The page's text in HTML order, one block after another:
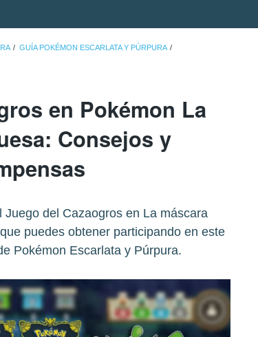
GUÍA POKÉMON ESCARLATA Y PÚRPURA
en Pokémon La
Consejos y
del Cazaogros en La máscara
puedes obtener participando en este
Pokémon Escarlata y Púrpura.